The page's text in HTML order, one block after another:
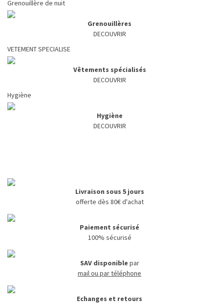
Grenouillère de nuit
Grenouillères
DECOUVRIR
VETEMENT SPECIALISE
Vêtements spécialisés
DECOUVRIR
Hygiène
Hygiène
DECOUVRIR
Livraison sous 5 jours
offerte dès 80€ d'achat
Paiement sécurisé
100% sécurisé
SAV disponible par
mail ou par téléphone
Echanges et retours